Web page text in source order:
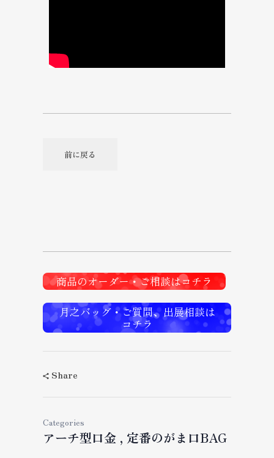
商品のオーダー・ご相談はコチラ
月之バッグ・ご質問、出展相談は
コチラ
Share
Categories
アーチ型口金 定番のがま口BAG